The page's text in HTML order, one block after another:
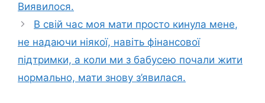
Виявилося.
В свій час моя мати просто кинула мене,
не надаючи ніякої, навіть фінансової
підтримки, а коли ми з бабусею почали жити
нормально, мати знову з’явилася.